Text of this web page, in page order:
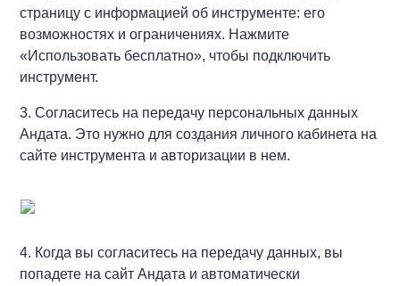
страницу с информацией об инструменте: его
возможностях и ограничениях. Нажмите
«Использовать бесплатно», чтобы подключить
инструмент.
3. Согласитесь на передачу персональных данных
Андата. Это нужно для создания личного кабинета на
сайте инструмента и авторизации в нем.
4. Когда вы согласитесь на передачу данных, вы
попадете на сайт Андата и автоматически